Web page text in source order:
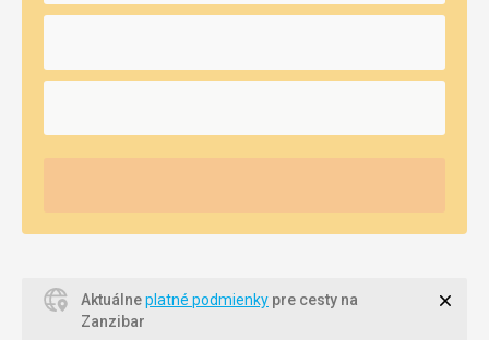
Aktuálneplatné podmienky pre cesty na
Zanzibar